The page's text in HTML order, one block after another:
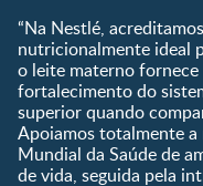
Fale conosco
Shopping
Compre Agora
Gravidez
Pós-Parto
0 a 5 meses
6 a 8 meses
9 a 12 meses
1 a 3 anos
“Na Nestlé,
nutricionalmente ideal
o leite materno fornece
fortalecimento do
superior quando
Apoiamos totalmente a
Mundial da Saúde de
de vida, seguida pela